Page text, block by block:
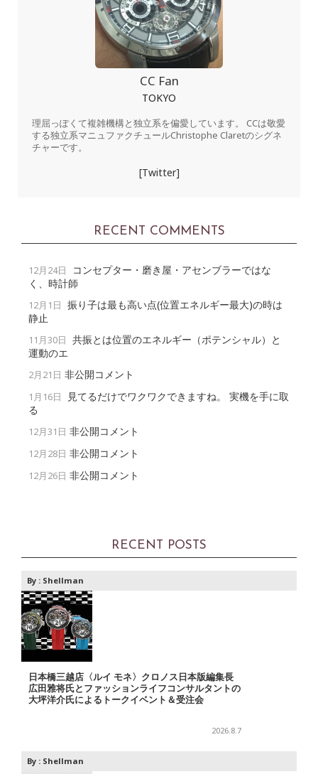
CC Fan
TOKYO
理屈っぽくて複雑機構と独立系を偏愛しています。 CCは敬愛
する独立系マニュファクチュールChristophe Claretのシグネ
チャーです。
[Twitter]
RECENT COMMENTS
12月24日
コンセプター・磨き屋・アセンブラーではな
く、時計師
12月1日 振り子は最も高い点(位置エネルギー最大)の時は
静止
11月30日 共振とは位置のエネルギー（ポテンシャル）と
運動のエ
2月21日 非公開コメント
1月16日
見てるだけでワクワクできますね。 実機を手に取
る
12月31日 非公開コメント
12月28日 非公開コメント
12月26日 非公開コメント
RECENT POSTS
By : Shellman
日本橋三越店〈ルイ モネ〉クロノス日本版編集長
広田雅将氏とファッションライフコンサルタントの
大坪洋介氏によるトークイベント＆受注会
2026.8.7
By : Shellman